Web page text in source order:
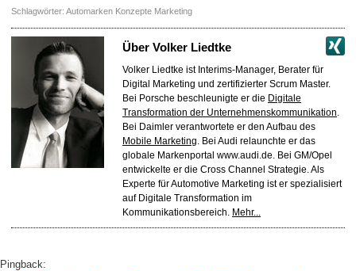
Schlagwörter: Automarken Konzepte Marketing
Über Volker Liedtke
Volker Liedtke ist Interims-Manager, Berater für
Digital Marketing und zertifizierter Scrum Master.
Bei Porsche beschleunigte er die Digitale
Transformation der Unternehmenskommunikation
Bei Daimler verantwortete er den Aufbau des
Mobile Marketing . Bei Audi relaunchte er das
globale Markenportal www.audi.de. Bei GM/Opel
entwickelte er die Cross Channel Strategie. Als
Experte für Automotive Marketing ist er spezialisiert
auf Digitale Transformation im
Kommunikationsbereich. Mehr...
Pingback: